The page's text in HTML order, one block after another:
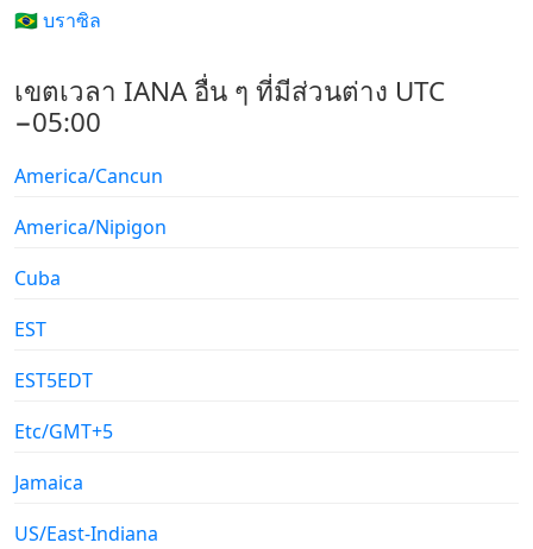
🇧🇷 บราซิล
เขตเวลา IANA อื่น ๆ ที่มีส่วนต่าง UTC
−05:00
America/Cancun
America/Nipigon
Cuba
EST
EST5EDT
Etc/GMT+5
Jamaica
US/East-Indiana